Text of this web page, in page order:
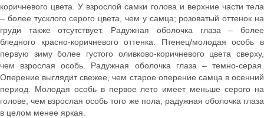
коричневого цвета. У взрослой самки голова и верхние части тела
– более тусклого серого цвета, чем у самца; розоватый оттенок на
груди также отсутствует. Радужная оболочка глаза – более
бледного красно-коричневого оттенка. Птенец/молодая особь в
первую зиму более густого оливково-коричневого цвета сверху,
чем взрослая особь. Радужная оболочка глаза – темно-серая.
Оперение выглядит свежее, чем старое оперение самца в осенний
период. Молодая особь в первое лето имеет меньше серого на
голове, чем взрослая особь того же пола, радужная оболочка глаза
в целом менее яркая.